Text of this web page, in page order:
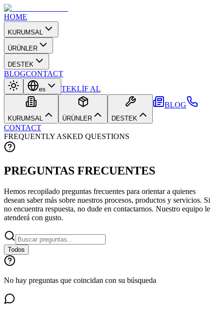
HOME
KURUMSAL
ÜRÜNLER
DESTEK
BLOGCONTACT
es TEKLİF AL
KURUMSAL ÜRÜNLER DESTEK
BLOG
CONTACT
FREQUENTLY ASKED QUESTIONS
PREGUNTAS FRECUENTES
Hemos recopilado preguntas frecuentes para orientar a quienes
desean saber más sobre nuestros procesos, productos y servicios. Si
no encuentra respuesta, no dude en contactarnos. Nuestro equipo le
atenderá con gusto.
Todos
No hay preguntas que coincidan con su búsqueda